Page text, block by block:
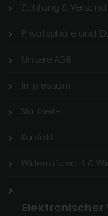
Zahlung & Versand
Privatsphäre und
Unsere AGB
Impressum
Startseite
Kontakt
Widerrufsrecht &
Elektronischer